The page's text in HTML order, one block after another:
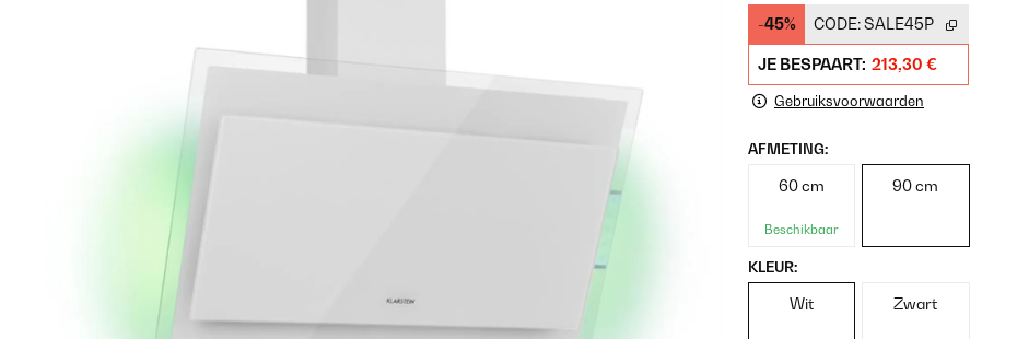
-45% CODE:SALE45P
JE BESPAART: 213,30 €
Gebruiksvoorwaarden
AFMETING:
60 cm
Beschikbaar
90 cm
KLEUR:
Wit Zwart